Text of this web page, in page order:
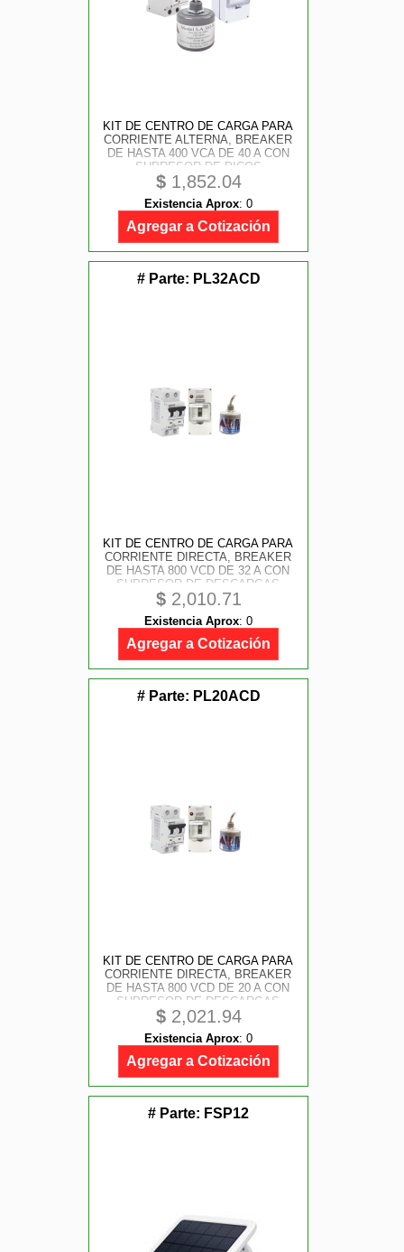
KIT DE CENTRO DE CARGA PARA
CORRIENTE ALTERNA, BREAKER
DE HASTA 400 VCA DE 40 A CON
SUPRESOR DE PICOS
TRANSITORIOS.
$1,852.04
Existencia Aprox: 0
Agregar a Cotización
# Parte: PL32ACD
KIT DE CENTRO DE CARGA PARA
CORRIENTE DIRECTA, BREAKER
DE HASTA 800 VCD DE 32 A CON
SUPRESOR DE DESCARGAS
ATMOSFÉRICAS.
$2,010.71
Existencia Aprox: 0
Agregar a Cotización
# Parte: PL20ACD
KIT DE CENTRO DE CARGA PARA
CORRIENTE DIRECTA, BREAKER
DE HASTA 800 VCD DE 20 A CON
SUPRESOR DE DESCARGAS
ATMOSFÉRICAS.
$2,021.94
Existencia Aprox: 0
Agregar a Cotización
# Parte: FSP12